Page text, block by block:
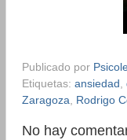
Publicado por
Etiquetas: ansiedad
Zaragoza
Rodrigo
No hay